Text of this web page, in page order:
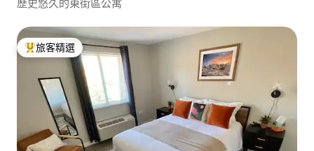
歷史悠久的東街區公寓
旅客精選榜首
旅客精選